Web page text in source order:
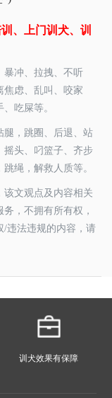
、上门训犬、训
暴冲、拉拽、不听
焦虑、乱叫、咬家
吃屎等。
腿，跳圈、后退、站
摇头、叼篮子、齐步
绳，解救人质等。
该文观点及内容相关
，不拥有所有权，
/违法违规的内容，请
训犬效果有保障